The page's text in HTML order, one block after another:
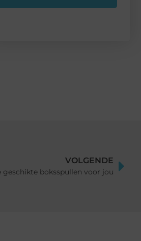
VOLGENDE
geschikte boksspullen voor jou